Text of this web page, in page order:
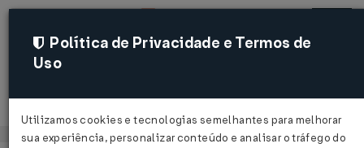
Acessar
Política de Privacidade e Termos de
Uso
Utilizamos cookies e tecnologias semelhantes para melhorar
sua experiência, personalizar conteúdo e analisar o tráfego do